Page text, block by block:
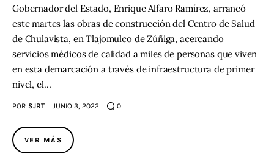
Gobernador del Estado, Enrique Alfaro Ramírez, arrancó
este martes las obras de construcción del Centro de Salud
de Chulavista, en Tlajomulco de Zúñiga, acercando
servicios médicos de calidad a miles de personas que viven
en esta demarcación a través de infraestructura de primer
nivel, el…
POR SJRT JUNIO 3, 2022 0
VER MÁS